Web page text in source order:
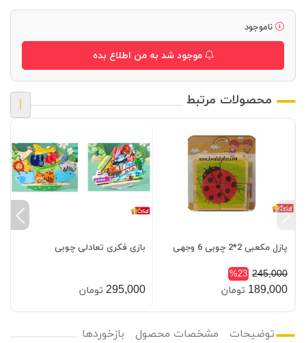
ناموجود
موجود شد به من اطلاع بده
محصولات مرتبط
پازل مکعبی 2*2 چوبی 6 وجهی
245,000
%23
189,000 تومان
بازی فکری تعادلی چوبی
295,000 تومان
توضیحات مشخصات محصول بازخوردها